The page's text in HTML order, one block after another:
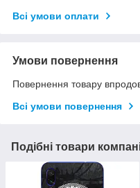
Всі умови оплати
Умови повернення
Повернення товару
Всі умови повернення
Подібні товари